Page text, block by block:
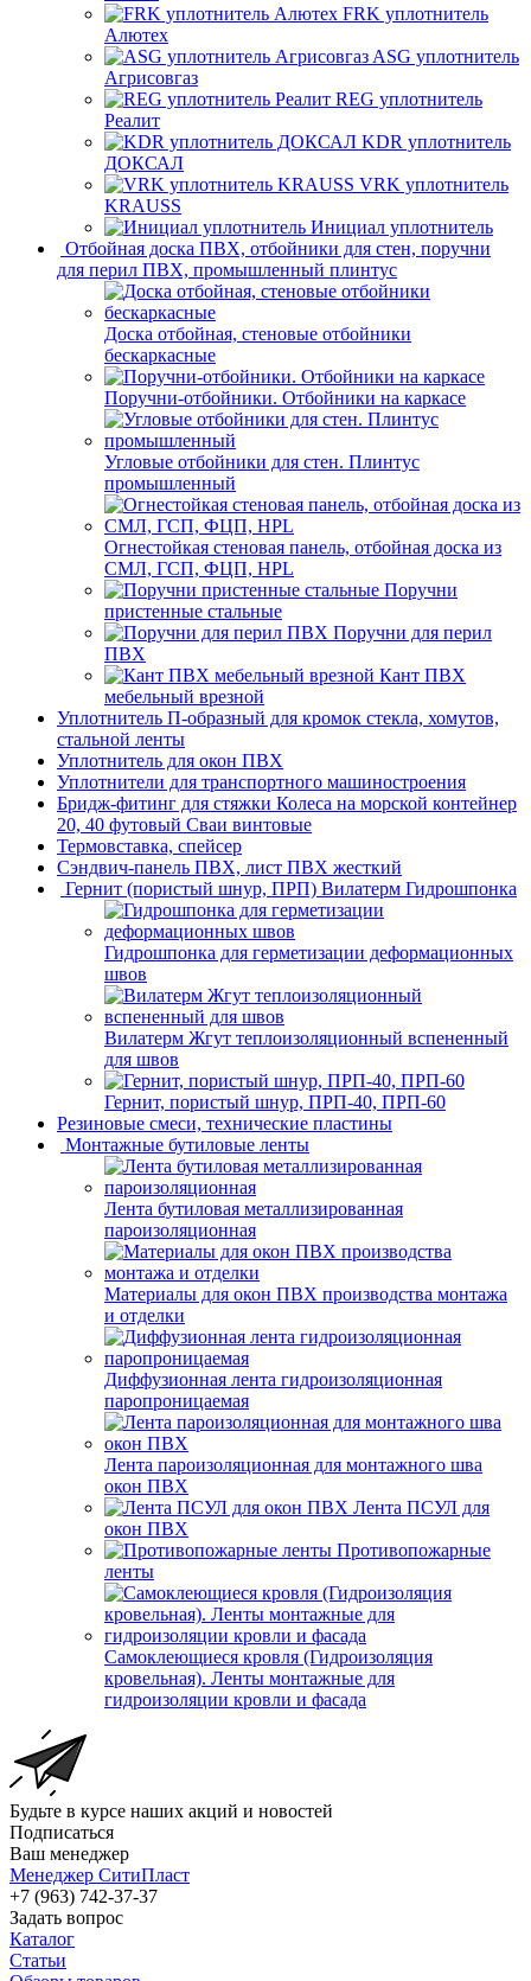
FRK уплотнитель
Алютех
ASG уплотнитель
Агрисовгаз
REG уплотнитель
Реалит
KDR уплотнитель
ДОКСАЛ
VRK уплотнитель
KRAUSS
Инициал уплотнитель
Отбойная доска ПВХ, отбойники для стен, поручни
для перил ПВХ, промышленный плинтус
Доска отбойная, стеновые отбойники
бескаркасные
Поручни-отбойники. Отбойники на каркасе
Угловые отбойники для стен. Плинтус
промышленный
Огнестойкая стеновая панель, отбойная доска из
СМЛ, ГСП, ФЦП, HPL
Поручни
пристенные стальные
Поручни для перил
ПВХ
Кант ПВХ
мебельный врезной
Уплотнитель П-образный для кромок стекла, хомутов,
стальной ленты
Уплотнитель для окон ПВХ
Уплотнители для транспортного машиностроения
Бридж-фитинг для стяжки Колеса на морской контейнер
20, 40 футовый Сваи винтовые
Термовставка, спейсер
Сэндвич-панель ПВХ, лист ПВХ жесткий
Гернит (пористый шнур, ПРП) Вилатерм Гидрошпонка
Гидрошпонка для герметизации деформационных
швов
Вилатерм Жгут теплоизоляционный вспененный
для швов
Гернит, пористый шнур, ПРП-40, ПРП-60
Резиновые смеси, технические пластины
Монтажные бутиловые ленты
Лента бутиловая металлизированная
пароизоляционная
Материалы для окон ПВХ производства монтажа
и отделки
Диффузионная лента гидроизоляционная
паропроницаемая
Лента пароизоляционная для монтажного шва
окон ПВХ
Лента ПСУЛ для
окон ПВХ
Противопожарные
ленты
Самоклеющиеся кровля (Гидроизоляция
кровельная). Ленты монтажные для
гидроизоляции кровли и фасада
Будьте в курсе наших акций и новостей
Подписаться
Ваш менеджер
Менеджер СитиПласт
+7 (963) 742-37-37
Задать вопрос
Каталог
Статьи